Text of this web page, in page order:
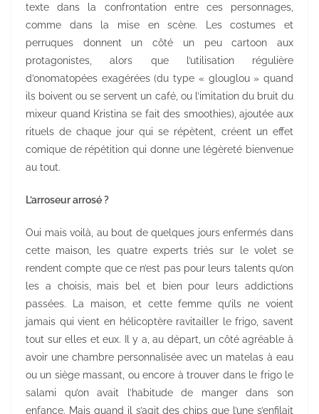
texte dans la confrontation entre ces personnages,
comme dans la mise en scène. Les costumes et
perruques donnent un côté un peu cartoon aux
protagonistes, alors que l’utilisation régulière
d’onomatopées exagérées (du type « glouglou » quand
ils boivent ou se servent un café, ou l’imitation du bruit du
mixeur quand Kristina se fait des smoothies), ajoutée aux
rituels de chaque jour qui se répètent, créent un effet
comique de répétition qui donne une légèreté bienvenue
au tout.
L’arroseur arrosé ?
Oui mais voilà, au bout de quelques jours enfermés dans
cette maison, les quatre experts triés sur le volet se
rendent compte que ce n’est pas pour leurs talents qu’on
les a choisis, mais bel et bien pour leurs addictions
passées. La maison, et cette femme qu’ils ne voient
jamais qui vient en hélicoptère ravitailler le frigo, savent
tout sur elles et eux. Il y a, au départ, un côté agréable à
avoir une chambre personnalisée avec un matelas à eau
ou un siège massant, ou encore à trouver dans le frigo le
salami qu’on avait l’habitude de manger dans son
enfance. Mais quand il s’agit des chips que l’une s’enfilait